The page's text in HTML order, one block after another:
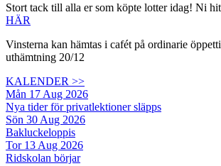
Stort tack till alla er som köpte lotter idag! Ni
HÄR
Vinsterna kan hämtas i cafét på ordinarie
uthämtning 20/12
KALENDER >>
Mån 17 Aug 2026
Nya tider för privatlektioner släpps
Sön 30 Aug 2026
Bakluckeloppis
Tor 13 Aug 2026
Ridskolan börjar